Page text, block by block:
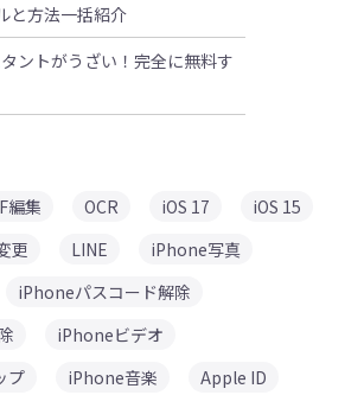
と方法一括紹介
ントがうざい！完全に無料す
編集 OCR iOS 17
iOS 15
更 LINE
iPhone写真
iPhoneパスコード解除
iPhoneビデオ
プ
iPhone音楽
Apple ID